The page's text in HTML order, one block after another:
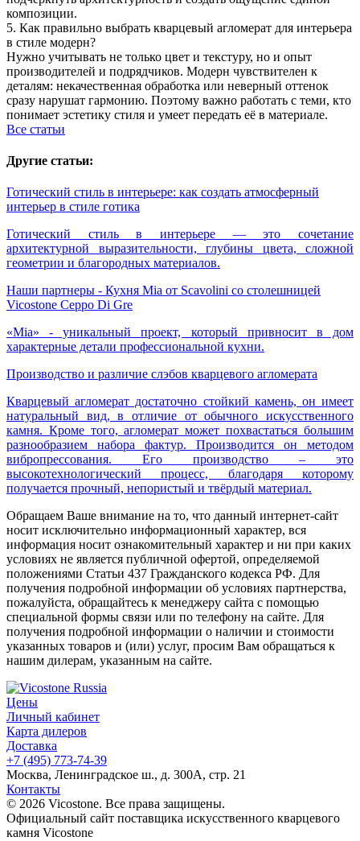
композиции.
5. Как правильно выбрать кварцевый агломерат для интерьера
в стиле модерн?
Нужно учитывать не только цвет и текстуру, но и опыт
производителей и подрядчиков. Модерн чувствителен к
деталям: некачественная обработка или неверный оттенок
сразу нарушат гармонию. Поэтому важно работать с теми, кто
понимает эстетику стиля и умеет передать её в материале.
Все статьи
Другие статьи:
Готический стиль в интерьере: как создать атмосферный
интерьер в стиле готика
Готический стиль в интерьере — это сочетание
архитектурной выразительности, глубины цвета, сложной
геометрии и благородных материалов.
Наши партнеры - Кухня Mia от Scavolini со столешницей
Vicostone Ceppo Di Gre
«Mia» - уникальный проект, который привносит в дом
характерные детали профессиональной кухни.
Производство и различие слэбов кварцевого агломерата
Кварцевый агломерат достаточно стойкий камень, он имеет
натуральный вид, в отличие от обычного искусственного
камня. Кроме того, агломерат может похвастаться большим
разнообразием набора фактур. Производится он методом
вибропрессования. Его производство – это
высокотехнологический процесс, благодаря которому
получается прочный, непористый и твёрдый материал.
Обращаем Ваше внимание на то, что данный интернет-сайт
носит исключительно информационный характер, вся
информация носит ознакомительный характер и ни при каких
условиях не является публичной офертой, определяемой
положениями Статьи 437 Гражданского кодекса РФ. Для
получения подробной информации об условиях партнерства,
пожалуйста, обращайтесь к менеджеру сайта с помощью
специальной формы связи или по телефону на сайте. Для
получения подробной информации о наличии и стоимости
указанных товаров и (или) услуг, просим Вам обращаться к
нашим дилерам, указанным на сайте.
Цены
Личный кабинет
Карта дилеров
Доставка
+7 (495) 773-74-39
Москва, Ленинградское ш., д. 300А, стр. 21
Контакты
© 2026 Vicostone. Все права защищены.
Официальный сайт поставщика искусственного кварцевого
камня Vicostone